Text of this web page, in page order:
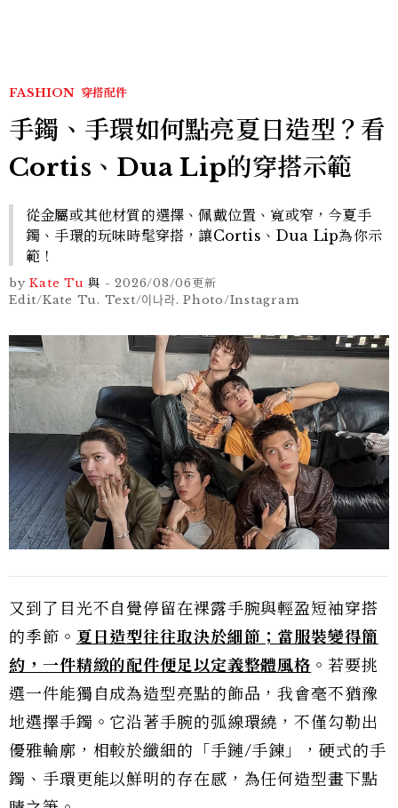
FASHION 穿搭配件
手鐲、手環如何點亮夏日造型？看
Cortis、Dua Lip的穿搭示範
從金屬或其他材質的選擇、佩戴位置、寬或窄，今夏手
鐲、手環的玩味時髦穿搭，讓Cortis、Dua Lip為你示
範！
by Kate Tu 與 -2026/08/06更新
Edit/Kate Tu. Text/이나라. Photo/Instagram
又到了目光不自覺停留在裸露手腕與輕盈短袖穿搭
的季節。 夏日造型往往取決於細節；當服裝變得簡
約，一件精緻的配件便足以定義整體風格 。若要挑
選一件能獨自成為造型亮點的飾品，我會毫不猶豫
地選擇手鐲。它沿著手腕的弧線環繞，不僅勾勒出
優雅輪廓，相較於纖細的「手鏈/手鍊」，硬式的手
鐲、手環更能以鮮明的存在感，為任何造型畫下點